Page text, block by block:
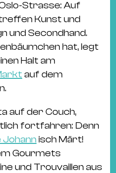
Strasse: Auf
Kunst und
und Secondhand.
hat, legt
Halt am
auf dem
auf der Couch,
fortfahren: Denn
isch Märt!
Gourmets
und Trouvaillen aus